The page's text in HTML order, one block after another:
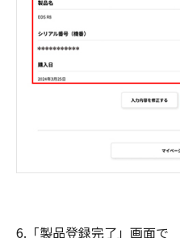
6.「製品登録完了」画面で